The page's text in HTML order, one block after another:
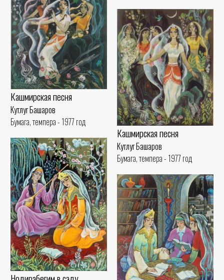
Кашмирская песня
Кутлуг Башаров
Бумага, темпера - 1977 год
Кашмирская песня
Кутлуг Башаров
Бумага, темпера - 1977 год